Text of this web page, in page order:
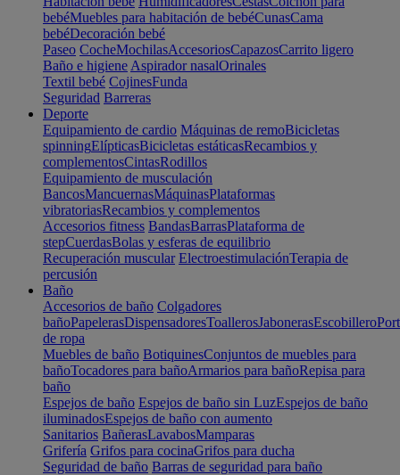
bebéMuebles para habitación de bebéCunasCama
bebéDecoración bebé
Paseo CocheMochilasAccesoriosCapazosCarrito ligero
Baño e higiene Aspirador nasalOrinales
Textil bebé CojinesFunda
Seguridad Barreras
Deporte
Equipamiento de cardio Máquinas de remoBicicletas
spinningElípticasBicicletas estáticasRecambios y
complementosCintasRodillos
Equipamiento de musculación
BancosMancuernasMáquinasPlataformas
vibratoriasRecambios y complementos
Accesorios fitness BandasBarrasPlataforma de
stepCuerdasBolas y esferas de equilibrio
Recuperación muscular ElectroestimulaciónTerapia de
percusión
Baño
Accesorios de baño Colgadores
bañoPapelerasDispensadoresToallerosJabonerasEscobillero
de ropa
Muebles de baño BotiquinesConjuntos de muebles para
bañoTocadores para bañoArmarios para bañoRepisa para
baño
Espejos de baño Espejos de baño sin LuzEspejos de baño
iluminadosEspejos de baño con aumento
Sanitarios BañerasLavabosMamparas
Grifería Grifos para cocinaGrifos para ducha
Seguridad de baño Barras de seguridad para baño